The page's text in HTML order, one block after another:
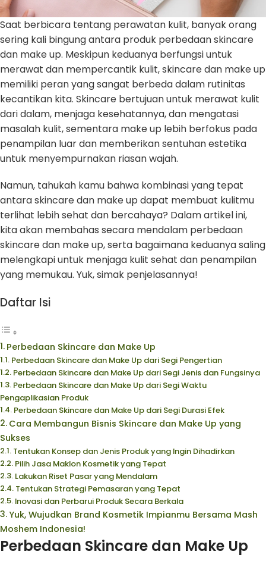
Saat berbicara tentang perawatan kulit, banyak orang
sering kali bingung antara produk perbedaan skincare
dan make up. Meskipun keduanya berfungsi untuk
merawat dan mempercantik kulit, skincare dan make up
memiliki peran yang sangat berbeda dalam rutinitas
kecantikan kita. Skincare bertujuan untuk merawat kulit
dari dalam, menjaga kesehatannya, dan mengatasi
masalah kulit, sementara make up lebih berfokus pada
penampilan luar dan memberikan sentuhan estetika
untuk menyempurnakan riasan wajah.
Namun, tahukah kamu bahwa kombinasi yang tepat
antara skincare dan make up dapat membuat kulitmu
terlihat lebih sehat dan bercahaya? Dalam artikel ini,
kita akan membahas secara mendalam perbedaan
skincare dan make up, serta bagaimana keduanya saling
melengkapi untuk menjaga kulit sehat dan penampilan
yang memukau. Yuk, simak penjelasannya!
Daftar Isi
Perbedaan Skincare dan Make Up
Perbedaan Skincare dan Make Up dari Segi Pengertian
Perbedaan Skincare dan Make Up dari Segi Jenis dan Fungsinya
Perbedaan Skincare dan Make Up dari Segi Waktu
Pengaplikasian Produk
Perbedaan Skincare dan Make Up dari Segi Durasi Efek
Cara Membangun Bisnis Skincare dan Make Up yang
Sukses
Tentukan Konsep dan Jenis Produk yang Ingin Dihadirkan
Pilih Jasa Maklon Kosmetik yang Tepat
Lakukan Riset Pasar yang Mendalam
Tentukan Strategi Pemasaran yang Tepat
Inovasi dan Perbarui Produk Secara Berkala
Yuk, Wujudkan Brand Kosmetik Impianmu Bersama Mash
Moshem Indonesia!
Perbedaan Skincare dan Make Up